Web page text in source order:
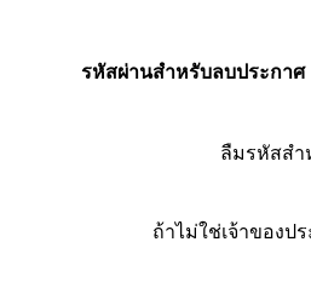
รหัสผ่านสำหรับลบประกาศ
ลืมรหัสส
ถ้าไม่ใช่เจ้าของป